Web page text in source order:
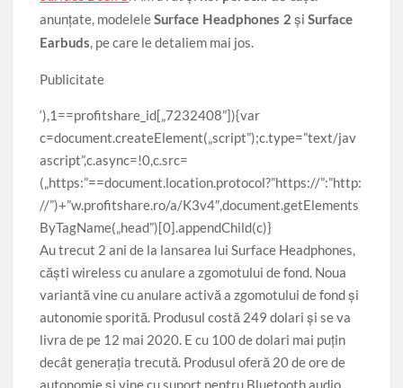
anunţate, modeleleSurface Headphones 2 şiSurface
Earbuds, pe care le detaliem mai jos.
Publicitate
‘),1==profitshare_id[„7232408”]){var
c=document.createElement(„script”);c.type=”text/jav
ascript”,c.async=!0,c.src=
(„https:”==document.location.protocol?”https://”:”http:
//”)+”w.profitshare.ro/a/K3v4″,document.getElements
ByTagName(„head”)[0].appendChild(c)}
Au trecut 2 ani de la lansarea lui Surface Headphones,
căşti wireless cu anulare a zgomotului de fond. Noua
variantă vine cu anulare activă a zgomotului de fond şi
autonomie sporită. Produsul costă 249 dolari şi se va
livra de pe 12 mai 2020. E cu 100 de dolari mai puţin
decât generaţia trecută. Produsul oferă 20 de ore de
autonomie şi vine cu suport pentru Bluetooth audio